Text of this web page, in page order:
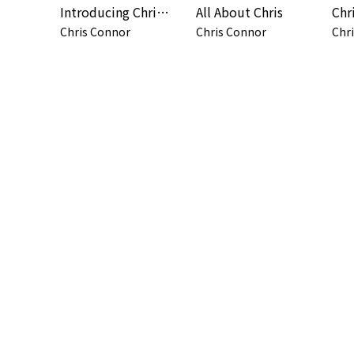
Introducing Chris Connor
Chris Connor
All About Chris
Chris Connor